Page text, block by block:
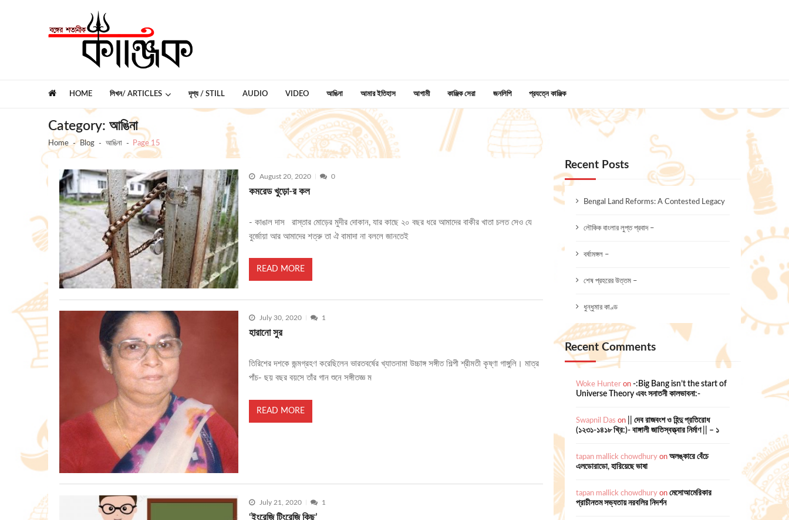
HOME লিখন/ ARTICLES দৃশ্য / STILL AUDIO VIDEO আঙিনা আমার ইতিহাস আগামী কাঞ্জিক সেরা জনলিপি প্রযত্নে কাঞ্জিক
Category: আঙিনা
Home Blog আঙিনা Page 15
August 20, 2020 0
কমরেড খুড়ো-র কল
- কাঙাল দাস রাস্তার মোড়ের মুদীর দোকান, যার কাছে ২০ বছর ধরে আমাদের বাকীর খাতা চলত সেও যে
বুর্জোয়া আর আমাদের শত্রু তা ঐ বামাদা না বললে জানতেই
READ MORE
July 30, 2020 1
হারানো সুর
তিরিশের দশকে জন্মগ্রহণ করেছিলেন ভারতবর্ষের খ্যাতনামা উচ্চাঙ্গ সঙ্গীত শিল্পী শ্রীমতী কৃষ্ণা গাঙ্গুলি। মাত্র
পাঁচ- ছয় বছর বয়সে তাঁর গান শুনে সঙ্গীতজ্ঞ ম
READ MORE
July 21, 2020 1
‘ইংরেজি টিংরেজি কিছু’
Recent Posts
Bengal Land Reforms: A Contested Legacy
লৌকিক বাংলার লুপ্ত প্রবাদ –
বর্ষামঙ্গল –
শেষ প্রহরের উত্তম –
ধুন্ধুমার কাণ্ড
Recent Comments
Woke Hunteron -:Big Bang isn’t the start of
Universe Theory এবং সনাতনী কালভাবনা:-
Swapnil Das on
|| দেব রাজবংশ ও হিন্দু প্রতিরোধ
(১২৩১-১৪১৮ খ্রি:)- বাঙ্গালী জাতিস্বত্ত্বার নির্মাণ || – ১
tapan mallick chowdhuryon অলঙ্কারে বেঁচে
এলডোরাডো, হারিয়েছে ভাষা
tapan mallick chowdhuryon মেসোআমেরিকার
প্রাচীনতম সভ্যতায় নরবলির নিদর্শন